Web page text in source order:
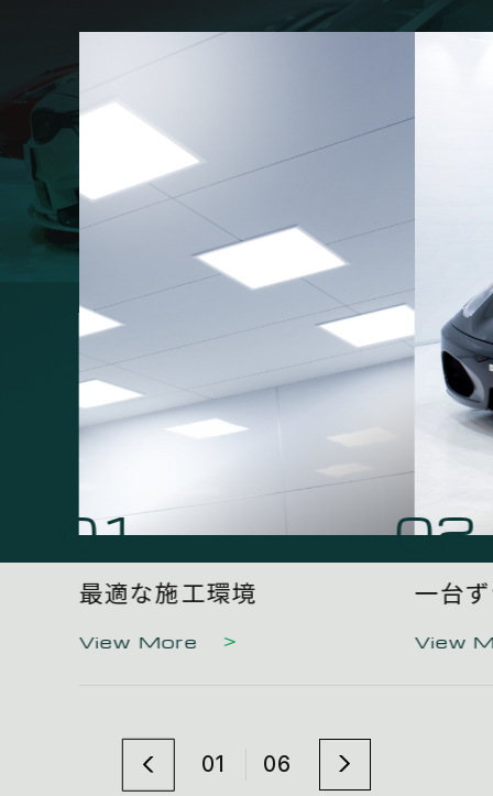
01 06
01
最適な施工環境
View More
02
一台
View